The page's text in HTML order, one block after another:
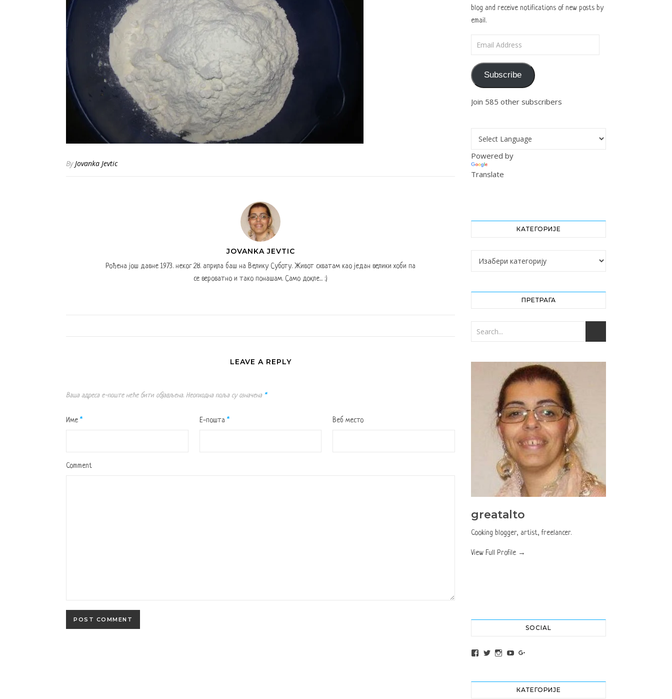
ByJovanka Jevtic
JOVANKA JEVTIC
Рођена још давне 1973. неког 28. априла баш на Велику Суботу. Живот схватам као један велики хоби па
се вероватно и тако понашам. Само докле... :)
LEAVE A REPLY
Ваша адреса е-поште неће бити објављена. Неопходна поља су означена *
Име * Е-пошта * Веб место
Comment
blog and receive notifications of new posts by
email.
Subscribe
Join 585 other subscribers
Powered by
Translate
КАТЕГОРИЈЕ
Категорије
ПРЕТРАГА
greatalto
Cooking blogger, artist, freelancer.
View Full Profile →
SOCIAL
View altochef’s profile on Facebook
View jovancica73’s profile on Twitter
View jovancica73’s profile on Instagram
View jovancica73’s profile on YouTube
КАТЕГОРИЈЕ